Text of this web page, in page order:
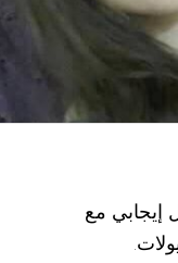
إيجابي مع